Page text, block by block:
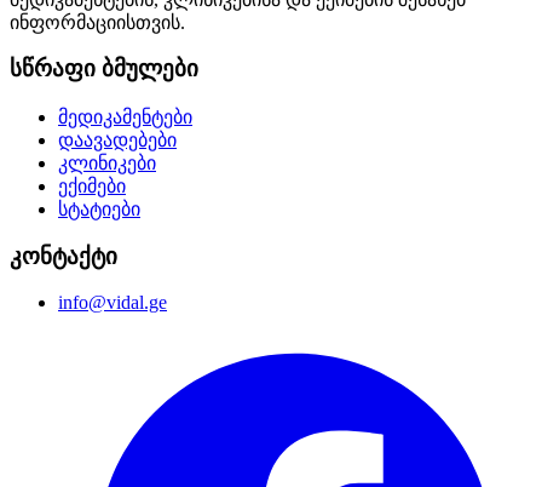
ინფორმაციისთვის.
სწრაფი ბმულები
მედიკამენტები
დაავადებები
კლინიკები
ექიმები
სტატიები
კონტაქტი
info@vidal.ge